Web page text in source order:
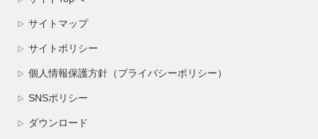
▷ サイトマップ
▷ サイトポリシー
▷ 個人情報保護方針（プライバシーポリシー）
▷ SNSポリシー
▷ ダウンロード